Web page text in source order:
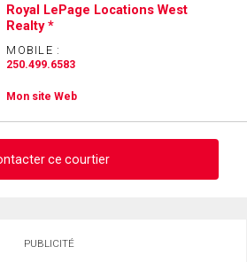
Royal LePage Locations West
Realty *
MOBILE :
250.499.6583
Mon site Web
ce courtier
PUBLICITÉ